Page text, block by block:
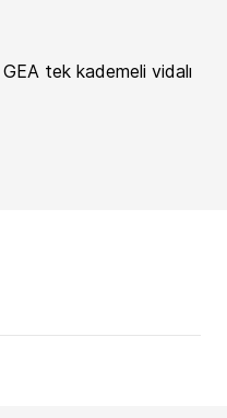
tek kademeli vidalı